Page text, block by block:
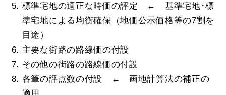
標準宅地の適正な時価の評定 ← 基準宅地･標
準宅地による均衡確保（地価公示価格等の7割を
目途）
主要な街路の路線価の付設
その他の街路の路線価の付設
各筆の評点数の付設 ← 画地計算法の補正の